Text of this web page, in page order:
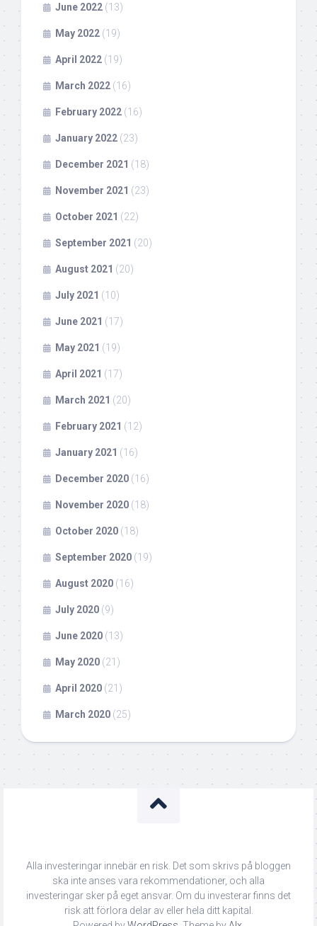
June 2022 (13)
May 2022 (19)
April 2022 (19)
March 2022 (16)
February 2022 (16)
January 2022 (23)
December 2021 (18)
November 2021 (23)
October 2021 (22)
September 2021 (20)
August 2021 (20)
July 2021 (10)
June 2021 (17)
May 2021 (19)
April 2021 (17)
March 2021 (20)
February 2021 (12)
January 2021 (16)
December 2020 (16)
November 2020 (18)
October 2020 (18)
September 2020 (19)
August 2020 (16)
July 2020 (9)
June 2020 (13)
May 2020 (21)
April 2020 (21)
March 2020 (25)
Alla investeringar innebär en risk. Det som skrivs på bloggen
ska inte anses vara rekommendationer, och alla
investeringar sker på eget ansvar. Om du investerar finns det
risk att förlora delar av eller hela ditt kapital.